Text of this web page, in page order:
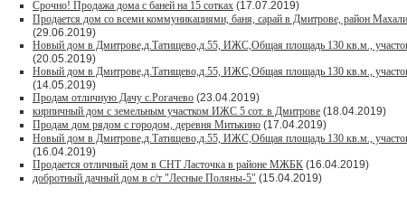
Срочно! Продажа дома с баней на 15 сотках (17.07.2019)
Продается дом со всеми коммуникациями, баня, сарай в Дмитрове, район
(29.06.2019)
Новый дом в Дмитрове,д.Татищево,д.55, ИЖС,Общая площадь 130 кв.м.,
(20.05.2019)
Новый дом в Дмитрове,д.Татищево,д.55, ИЖС,Общая площадь 130 кв.м.,
(14.05.2019)
Продам отличную Дачу с.Рогачево (23.04.2019)
кирпичный дом с земельным участком ИЖС 5 сот. в Дмитрове (18.04.2019)
Продам дом рядом с городом, деревня Митькино (17.04.2019)
Новый дом в Дмитрове,д.Татищево,д.55, ИЖС,Общая площадь 130 кв.м.,
(16.04.2019)
Продается отличный дом в СНТ Ласточка в районе МЖБК (16.04.2019)
добротный дачный дом в с/т "Лесные Поляны-5" (15.04.2019)